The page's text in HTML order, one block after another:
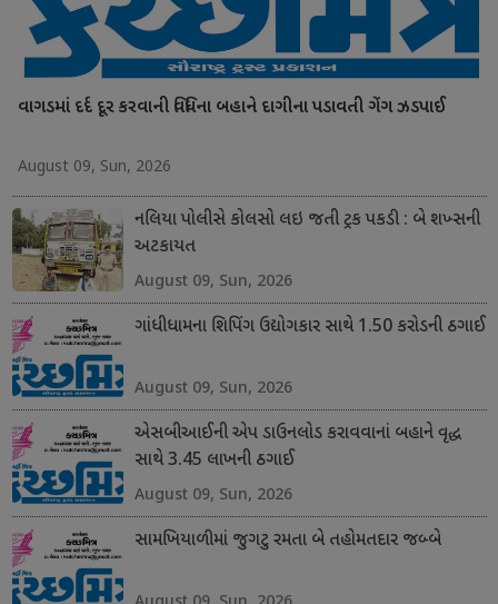
વાગડમાં દર્દ દૂર કરવાની વિધિના બહાને દાગીના પડાવતી ગેંગ ઝડપાઈ
August 09, Sun, 2026
નલિયા પોલીસે કોલસો લઇ જતી ટ્રક પકડી : બે શખ્સની
અટકાયત
August 09, Sun, 2026
ગાંધીધામના શિપિંગ ઉદ્યોગકાર સાથે 1.50 કરોડની ઠગાઈ
August 09, Sun, 2026
એસબીઆઈની એપ ડાઉનલોડ કરાવવાનાં બહાને વૃદ્ધ
સાથે 3.45 લાખની ઠગાઈ
August 09, Sun, 2026
સામખિયાળીમાં જુગટુ રમતા બે તહોમતદાર જબ્બે